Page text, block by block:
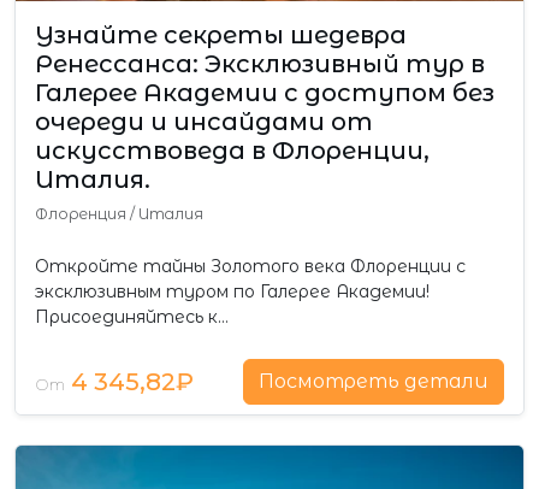
Узнайте секреты шедевра
Ренессанса: Эксклюзивный тур в
Галерее Академии с доступом без
очереди и инсайдами от
искусствоведа в Флоренции,
Италия.
Флоренция / Италия
Откройте тайны Золотого века Флоренции с
эксклюзивным туром по Галерее Академии!
Присоединяйтесь к…
От 4 345,82₽ Посмотреть детали